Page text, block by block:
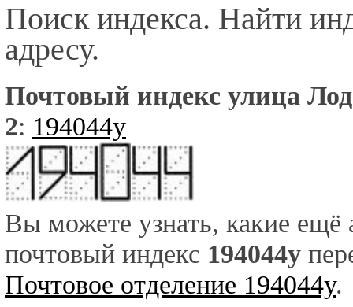
Поиск индекса. Найти
адресу.
Почтовый индекс улица
2: 194044y
Вы можете узнать, какие ещё
почтовый индекс 194044y
Почтовое отделение 194044y.